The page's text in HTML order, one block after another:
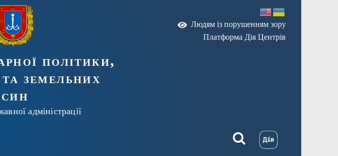
політики,
земельних
адміністрації
Людям із порушенням зору
Платформа Дія Центрів